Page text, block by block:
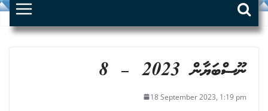
ނޫސްބަޔާން 2023 – 8
18 September 2023, 1:19 pm